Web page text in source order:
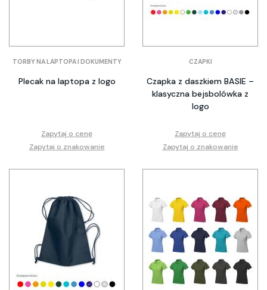
TORBY NA LAPTOPA I DOKUMENTY
Plecak na laptopa z logo
Zapytaj o cenę
Zapytaj o znakowanie
CZAPKI
Czapka z daszkiem BASIE –
klasyczna bejsbolówka z
logo
Zapytaj o cenę
Zapytaj o znakowanie